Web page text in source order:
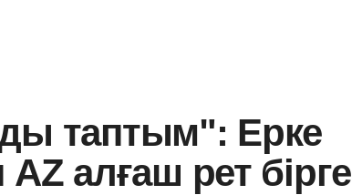
таптым": Ерке
алғаш рет бірге